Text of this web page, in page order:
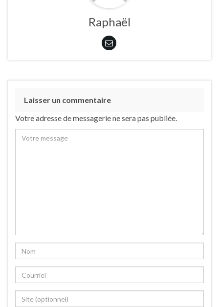
Raphaël
Laisser un commentaire
Votre adresse de messagerie ne sera pas publiée.